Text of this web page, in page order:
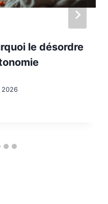
le désordre
2026